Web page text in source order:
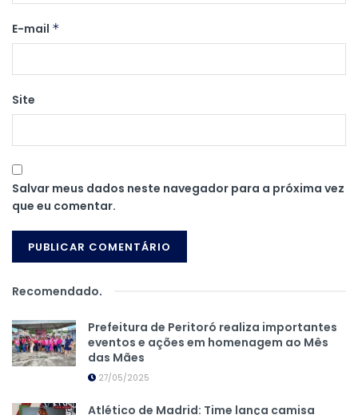
E-mail *
Site
Salvar meus dados neste navegador para a próxima vez
que eu comentar.
Recomendado.
Prefeitura de Peritoró realiza importantes
eventos e ações em homenagem ao Mês
das Mães
27/05/2025
Atlético de Madrid: Time lança camisa